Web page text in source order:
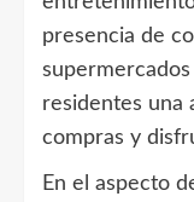
presencia de
residentes una
compras y
En el aspecto